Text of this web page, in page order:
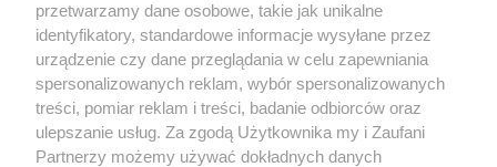
Kultura
X Facebook Instagram Youtube
przetwarzamy dane osobowe, takie jak unikalne
identyfikatory, standardowe informacje wysyłane przez
urządzenie czy dane przeglądania w celu zapewniania
spersonalizowanych reklam, wybór spersonalizowanych
treści, pomiar reklam i treści, badanie odbiorców oraz
ulepszanie usług. Za zgodą Użytkownika my i Zaufani
Partnerzy możemy używać dokładnych danych